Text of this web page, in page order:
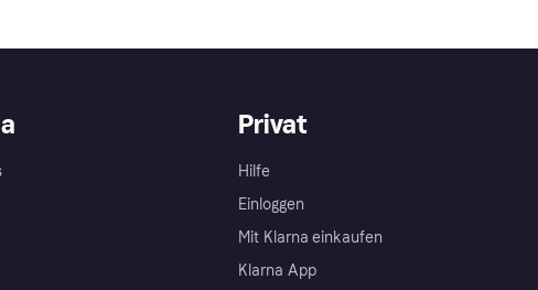
Privat
Hilfe
Einloggen
Mit Klarna einkaufen
Klarna App